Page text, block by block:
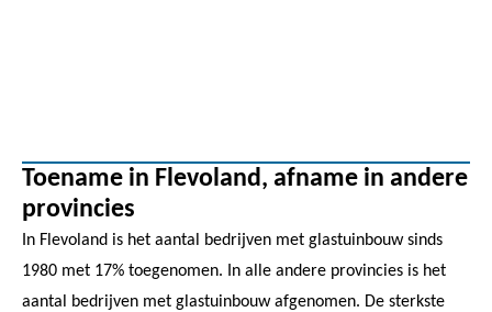
Toename in Flevoland, afname in andere
provincies
In Flevoland is het aantal bedrijven met glastuinbouw sinds
1980 met 17% toegenomen. In alle andere provincies is het
aantal bedrijven met glastuinbouw afgenomen. De sterkste